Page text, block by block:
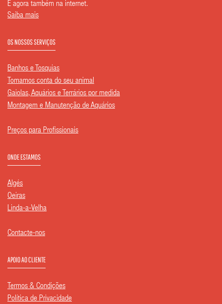
E agora também na internet.
Saiba mais
OS NOSSOS SERVIÇOS
Banhos e Tosquias
Tomamos conta do seu animal
Gaiolas, Aquários e Terrários por medida
Montagem e Manutenção de Aquários
Preços para Profissionais
ONDE ESTAMOS
Algés
Oeiras
Linda-a-Velha
Contacte-nos
APOIO AO CLIENTE
Termos & Condições
Política de Privacidade